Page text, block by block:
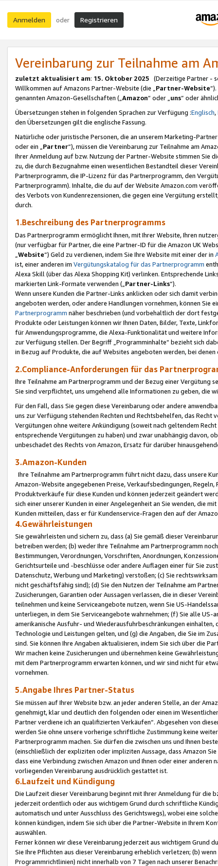
Anmelden oder Registrieren
Vereinbarung zur Teilnahme am
zuletzt aktualisiert am: 15. Oktober 2025 (Derzeitige Partner -
Willkommen auf Amazons Partner-Website (die „Partner-Website
genannten Amazon-Gesellschaften („Amazon“ oder „uns“ oder
Übersetzungen stehen in folgenden Sprachen zur Verfügung :Englisch,
den Übersetzungen gilt die englische Fassung.
Natürliche oder juristische Personen, die an unserem Marketing-
oder ein „Partner“), müssen die Vereinbarung zur Teilnahme am
Ihrer Anmeldung auf bzw. Nutzung der Partner-Website stimmen Sie
zu, die durch Bezugnahme einen wesentlichen Bestandteil dieser
Partnerprogramm, die IP-Lizenz für das Partnerprogramm, den
Partnerprogramm). Inhalte, die du auf der Website Amazon.com
des Verbots von Kundenrezensionen, die gegen eine Vergütung
durch.
1.Beschreibung des Partnerprogramms
Das Partnerprogramm ermöglicht Ihnen, mit Ihrer Website, Ihren
(nur verfügbar für Partner, die eine Partner-ID für die Amazon UK
Website“) Geld zu verdienen, indem Sie Ihre Website mit einer der in
ist, einer anderen im Vergütungskatalog für das Partnerprogramm
Alexa Skill (über das Alexa Shopping Kit) verlinken. Entsprechende
markierten Link-Formate verwenden („ Partner-Links“).
Wenn unsere Kunden die Partner-Links anklicken oder sich damit
angeboten werden, oder andere Handlungen vornehmen, können Sie
Partnerprogramm näher beschrieben (und vorbehaltlich der dort
Produkte oder Leistungen können wir Ihnen Daten, Bilder, Texte,
für Anwendungsprogramme, die Alexa-Funktionalität und weitere
zur Verfügung stellen. Der Begriff „Programminhalte“ bezieht sich
in Bezug auf Produkte, die auf Websites angeboten werden, bei
2.Compliance-Anforderungen für das
Ihre Teilnahme am Partnerprogramm und der Bezug einer Vergütung
Sie sind verpflichtet, uns umgehend alle Informationen zu geben, die
Für den Fall, dass Sie gegen diese Vereinbarung oder andere
uns zur Verfügung stehenden Rechten und Rechtsbehelfen, das
Vergütungen ohne weitere Ankündigung (soweit nach geltendem
entsprechende Vergütungen zu haben) und zwar unabhängig davon,
unbeschadet des Rechts von Amazon, Ersatz für darüber
3.Amazon-Kunden
Ihre Teilnahme am Partnerprogramm führt nicht dazu, dass unsere
Amazon-Website angegebenen Preise, Verkaufsbedingungen,
Produktverkäufe für diese Kunden und können jederzeit geändert
sich einer unserer Kunden in einer Angelegenheit an Sie wenden, die
Kunden mitteilen, dass er für Kundenservice-Fragen den auf der
4.Gewährleistungen
Sie gewährleisten und sichern zu, dass (a) Sie gemäß dieser
betreiben werden; (b) weder Ihre Teilnahme am Partnerprogramm
Bestimmungen, Verordnungen, Vorschriften, Anordnungen,
Gerichtsurteile und -beschlüsse oder andere Auflagen einer für Sie
Datenschutz, Werbung und Marketing) verstoßen; (c) Sie
nicht geschäftsfähig sind); (d) Sie den Nutzen der Teilnahme am
Zusicherungen, Garantien oder Aussagen verlassen, die in dieser
teilnehmen und keine Serviceangebote nutzen, wenn Sie US-
unterliegen, in dem Sie Serviceangebote wahrnehmen; (f) Sie alle
amerikanische Ausfuhr- und Wiederausfuhrbeschränkungen
Technologie und Leistungen gelten, und (g) die Angaben, die Sie im
sind. Sie können Ihre Angaben aktualisieren, indem Sie sich über die
Wir machen keine Zusicherungen und übernehmen keine
mit dem Partnerprogramm erwarten können, und wir sind nicht für
vornehmen.
5.Angabe Ihres Partner-Status
Sie müssen auf Ihrer Website bzw. an jeder anderen Stelle, an der
genehmigt, klar und deutlich den folgenden oder einen im
Partner verdiene ich an qualifizierten Verkäufen“. Abgesehen von
werden Sie ohne unsere vorherige schriftliche Zustimmung keine
Partnerprogramm machen. Sie dürfen die zwischen uns und Ihnen
(einschließlich der expliziten oder impliziten Aussage, dass Amazon
dass eine Verbindung zwischen Amazon und Ihnen oder einer
vorliegenden Vereinbarung ausdrücklich gestattet ist.
6.Laufzeit und Kündigung
Die Laufzeit dieser Vereinbarung beginnt mit Ihrer Anmeldung für die
jederzeit ordentlich oder aus wichtigem Grund durch schriftliche
automatisch und unter Ausschluss des Gerichtswegs), wobei eine
können kündigen, indem Sie sich über die Partner-Website in Ihrem
auswählen.
Ferner können wir diese Vereinbarung jederzeit aus wichtigem Grund
Sie Ihre Pflichten aus dieser Vereinbarung erheblich verletzen; (b)
Programmrichtlinien) nicht innerhalb von 7 Tagen nach unserer